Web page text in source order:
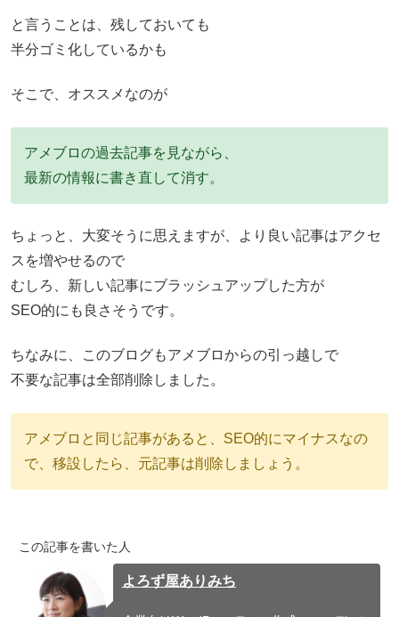
と言うことは、残しておいても
半分ゴミ化しているかも
そこで、オススメなのが
アメブロの過去記事を見ながら、
最新の情報に書き直して消す。
ちょっと、大変そうに思えますが、より良い記事はアクセ
スを増やせるので
むしろ、新しい記事にブラッシュアップした方が
SEO的にも良さそうです。
ちなみに、このブログもアメブロからの引っ越しで
不要な記事は全部削除しました。
アメブロと同じ記事があると、SEO的にマイナスなの
で、移設したら、元記事は削除しましょう。
この記事を書いた人
よろず屋ありみち